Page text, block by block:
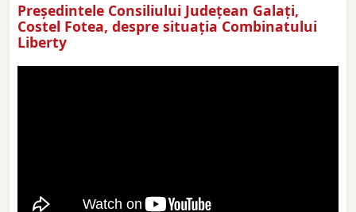
Preşedintele Consiliului Judeţean Galaţi,
Costel Fotea, despre situaţia Combinatului
Liberty